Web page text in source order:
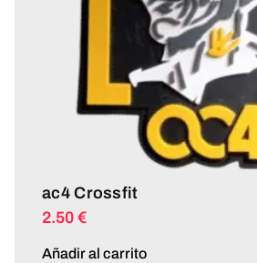
ac4 Crossfit
2.50 €
Añadir al carrito